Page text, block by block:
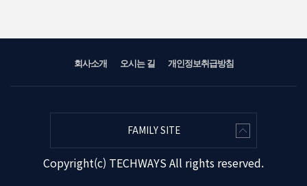
회사소개 오시는 길 개인정보취급방침
FAMILY SITE
Copyright(c) TECHWAYS All rights reserved.